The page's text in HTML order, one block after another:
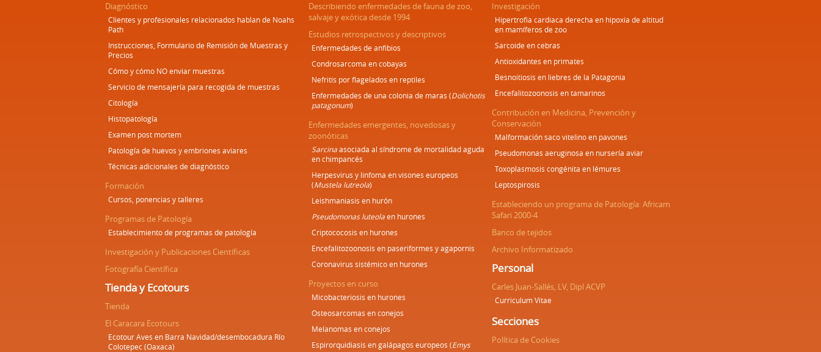
Diagnóstico
Clientes y profesionales relacionados hablan de Noahs
Path
Instrucciones, Formulario de Remisión de Muestras y
Precios
Cómo y cómo NO enviar muestras
Servicio de mensajería para recogida de muestras
Citología
Histopatología
Examen post mortem
Patología de huevos y embriones aviares
Técnicas adicionales de diagnóstico
Formación
Cursos, ponencias y talleres
Programas de Patología
Establecimiento de programas de patología
Investigación y Publicaciones Científicas
Fotografía Científica
Tienda y Ecotours
Tienda
El Caracara Ecotours
Ecotour Aves en Barra Navidad/desembocadura Río
Colotepec (Oaxaca)
Describiendo enfermedades de fauna de zoo,
salvaje y exótica desde 1994
Estudios retrospectivos y descriptivos
Enfermedades de anfibios
Condrosarcoma en cobayas
Nefritis por flagelados en reptiles
Enfermedades de una colonia de maras (Dolichotis
patagonum)
Enfermedades emergentes, novedosas y
zoonóticas
Sarcinaasociada al síndrome de mortalidad aguda
en chimpancés
Herpesvirus y linfoma en visones europeos
(Mustela lutreola)
Leishmaniasis en hurón
Pseudomonas luteolaen hurones
Criptococosis en hurones
Encefalitozoonosis en paseriformes y agapornis
Coronavirus sistémico en hurones
Proyectos en curso
Micobacteriosis en hurones
Osteosarcomas en conejos
Melanomas en conejos
Espirorquidiasis en galápagos europeos (Emys
Investigación
Hipertrofia cardiaca derecha en hipoxia de altitud
en mamíferos de zoo
Sarcoide en cebras
Antioxidantes en primates
Besnoitiosis en liebres de la Patagonia
Encefalitozoonosis en tamarinos
Contribución en Medicina, Prevención y
Conservación
Malformación saco vitelino en pavones
Pseudomonas aeruginosa en nursería aviar
Toxoplasmosis congénita en lémures
Leptospirosis
Estableciendo un programa de Patología: Africam
Safari 2000-4
Banco de tejidos
Archivo Informatizado
Personal
Carles Juan-Sallés, LV, Dipl ACVP
Curriculum Vitae
Secciones
Política de Cookies